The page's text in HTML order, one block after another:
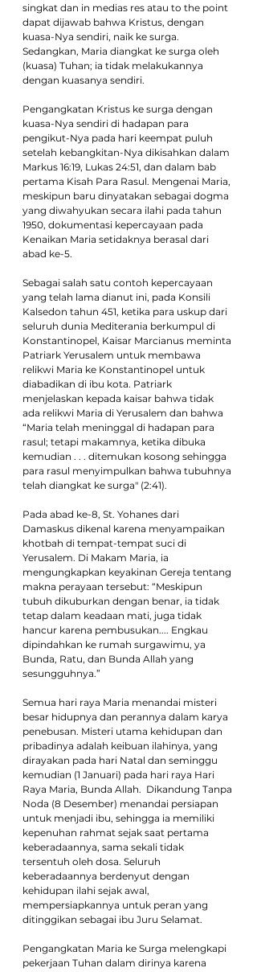
singkat dan in medias res atau to the point
dapat dijawab bahwa Kristus, dengan
kuasa-Nya sendiri, naik ke surga.
Sedangkan, Maria diangkat ke surga oleh
(kuasa) Tuhan; ia tidak melakukannya
dengan kuasanya sendiri.
Pengangkatan Kristus ke surga dengan
kuasa-Nya sendiri di hadapan para
pengikut-Nya pada hari keempat puluh
setelah kebangkitan-Nya dikisahkan dalam
Markus 16:19, Lukas 24:51, dan dalam bab
pertama Kisah Para Rasul. Mengenai Maria,
meskipun baru dinyatakan sebagai dogma
yang diwahyukan secara ilahi pada tahun
1950, dokumentasi kepercayaan pada
Kenaikan Maria setidaknya berasal dari
abad ke-5.
Sebagai salah satu contoh kepercayaan
yang telah lama dianut ini, pada Konsili
Kalsedon tahun 451, ketika para uskup dari
seluruh dunia Mediterania berkumpul di
Konstantinopel, Kaisar Marcianus meminta
Patriark Yerusalem untuk membawa
relikwi Maria ke Konstantinopel untuk
diabadikan di ibu kota. Patriark
menjelaskan kepada kaisar bahwa tidak
ada relikwi Maria di Yerusalem dan bahwa
“Maria telah meninggal di hadapan para
rasul; tetapi makamnya, ketika dibuka
kemudian . . . ditemukan kosong sehingga
para rasul menyimpulkan bahwa tubuhnya
telah diangkat ke surga" (2:41).
Pada abad ke-8, St. Yohanes dari
Damaskus dikenal karena menyampaikan
khotbah di tempat-tempat suci di
Yerusalem. Di Makam Maria, ia
mengungkapkan keyakinan Gereja tentang
makna perayaan tersebut: “Meskipun
tubuh dikuburkan dengan benar, ia tidak
tetap dalam keadaan mati, juga tidak
hancur karena pembusukan.... Engkau
dipindahkan ke rumah surgawimu, ya
Bunda, Ratu, dan Bunda Allah yang
sesungguhnya.”
Semua hari raya Maria menandai misteri
besar hidupnya dan perannya dalam karya
penebusan. Misteri utama kehidupan dan
pribadinya adalah keibuan ilahinya, yang
dirayakan pada hari Natal dan seminggu
kemudian (1 Januari) pada hari raya Hari
Raya Maria, Bunda Allah.  Dikandung Tanpa
Noda (8 Desember) menandai persiapan
untuk menjadi ibu, sehingga ia memiliki
kepenuhan rahmat sejak saat pertama
keberadaannya, sama sekali tidak
tersentuh oleh dosa. Seluruh
keberadaannya berdenyut dengan
kehidupan ilahi sejak awal,
mempersiapkannya untuk peran yang
ditinggikan sebagai ibu Juru Selamat.
Pengangkatan Maria ke Surga melengkapi
pekerjaan Tuhan dalam dirinya karena